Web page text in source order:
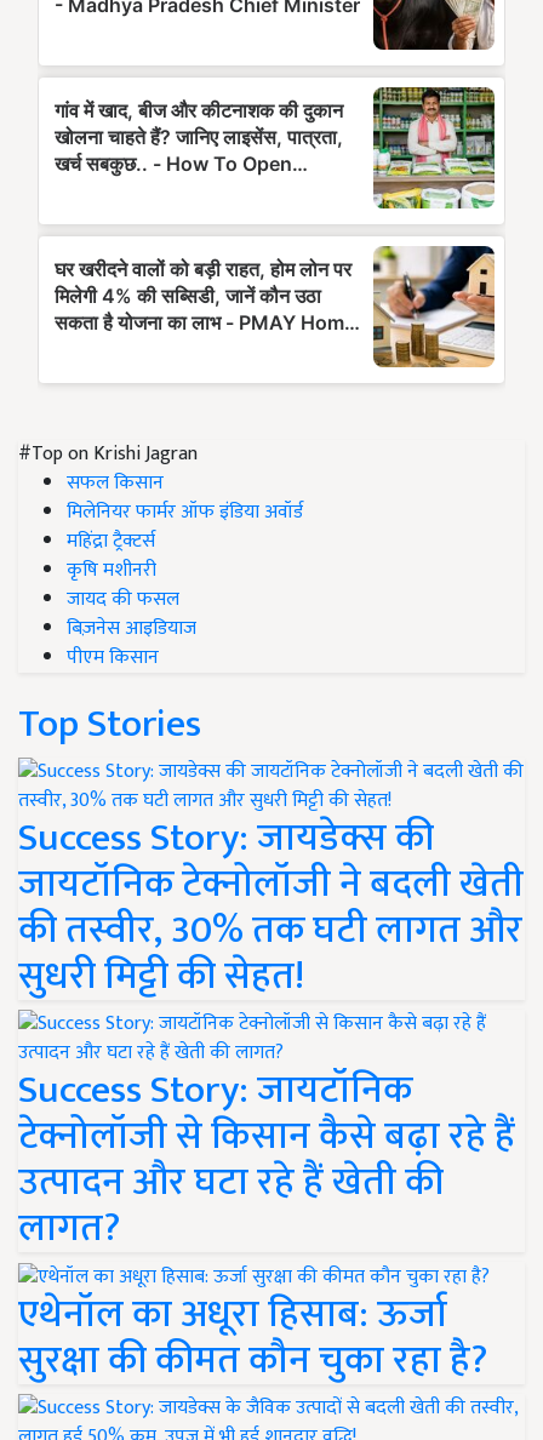
#Top on Krishi Jagran
सफल किसान
मिलेनियर फार्मर ऑफ इंडिया अवॉर्ड
महिंद्रा ट्रैक्टर्स
कृषि मशीनरी
जायद की फसल
बिज़नेस आइडियाज
पीएम किसान
Top Stories
Success Story: जायडेक्स की
जायटॉनिक टेक्नोलॉजी ने बदली खेती
की तस्वीर, 30% तक घटी लागत और
सुधरी मिट्टी की सेहत!
Success Story: जायटॉनिक
टेक्नोलॉजी से किसान कैसे बढ़ा रहे हैं
उत्पादन और घटा रहे हैं खेती की
लागत?
एथेनॉल का अधूरा हिसाब: ऊर्जा
सुरक्षा की कीमत कौन चुका रहा है?